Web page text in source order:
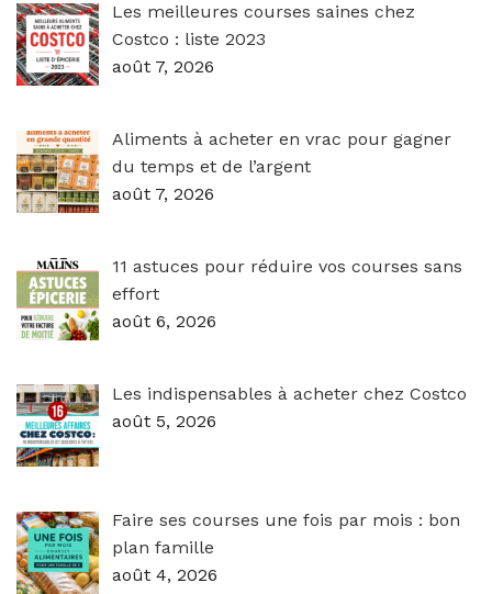
Les meilleures courses saines chez
Costco : liste 2023
août 7, 2026
Aliments à acheter en vrac pour gagner
du temps et de l’argent
août 7, 2026
11 astuces pour réduire vos courses sans
effort
août 6, 2026
Les indispensables à acheter chez Costco
août 5, 2026
Faire ses courses une fois par mois : bon
plan famille
août 4, 2026